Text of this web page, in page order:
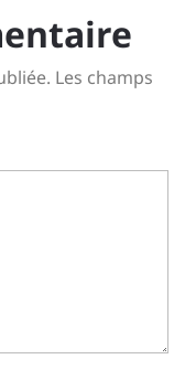
Les champs